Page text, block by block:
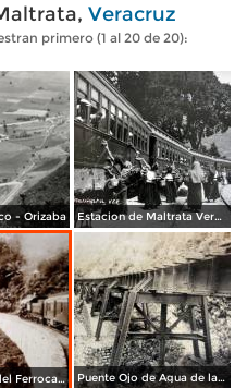
Veracruz
primero (1 al 20 de 20):
- Orizaba Estacion de Maltrata Veracruz.
Zona tropical del Ferrocarril Central Mexicano. Puente Ojo de Agua de la via ferroviaria de La Cd. de Mexico a Veracruz.